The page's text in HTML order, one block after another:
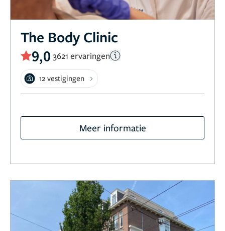
The Body Clinic
9,0 3621 ervaringen
12 vestigingen
Meer informatie